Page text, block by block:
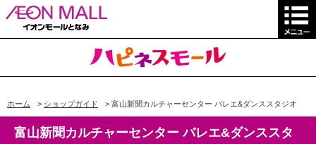
ホーム > ショップガイド > 富山新聞カルチャーセンター バレエ&ダンススタジオ
富山新聞カルチャーセンター バレエ&ダンススタ